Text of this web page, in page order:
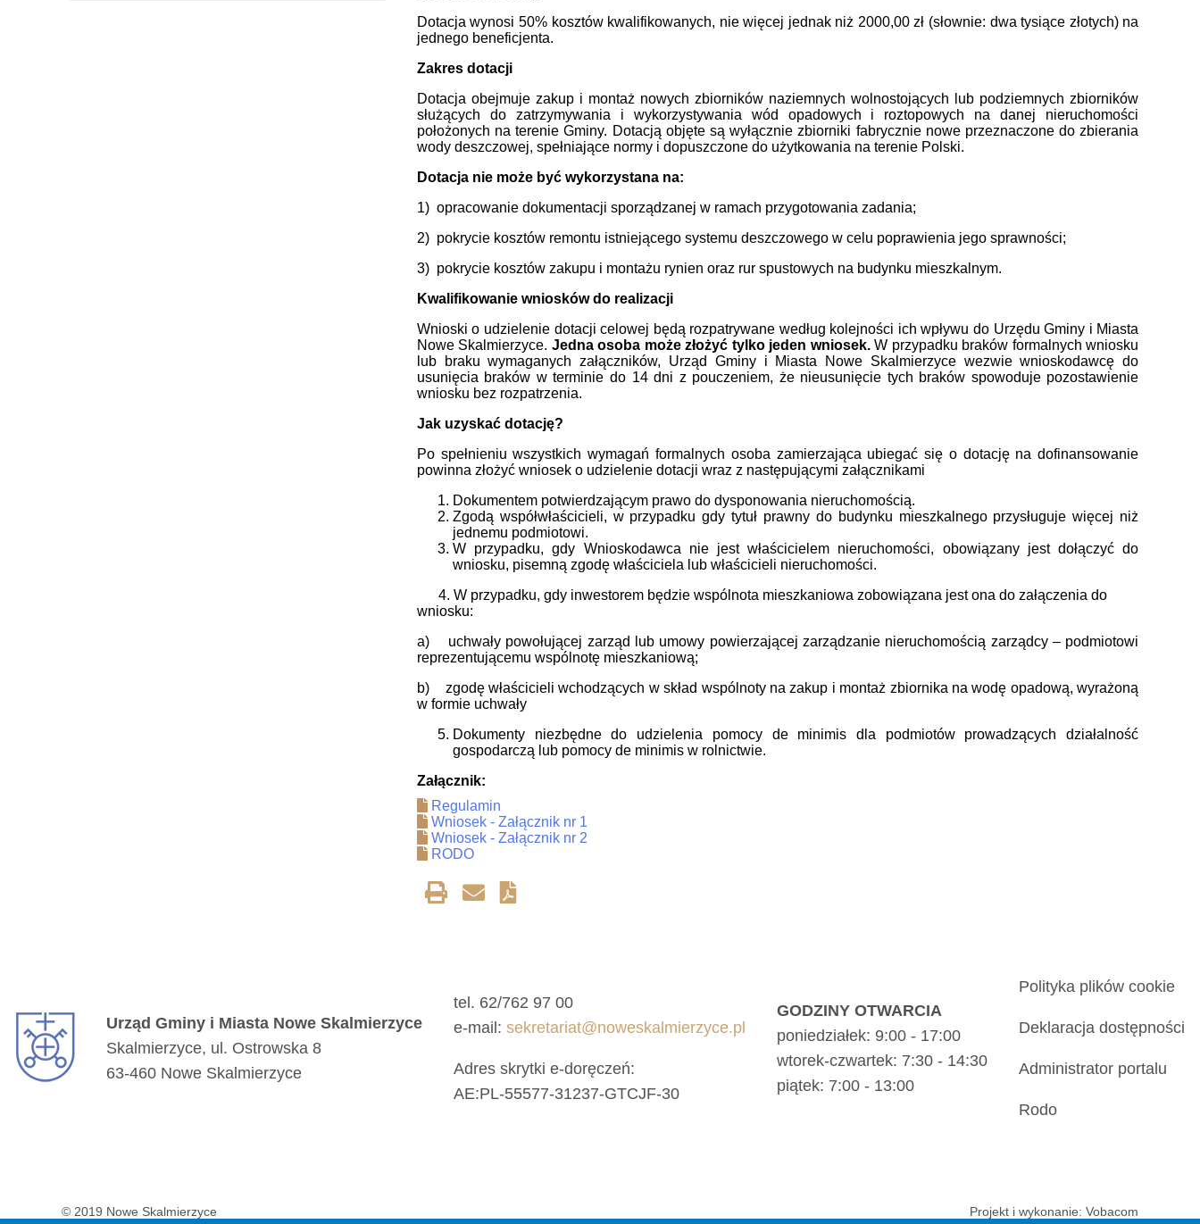
Dotacja wynosi 50% kosztów kwalifikowanych, nie więcej jednak niż 2000,00 zł (słownie: dwa tysiące złotych) na
jednego beneficjenta.
Zakres dotacji
Dotacja obejmuje zakup i montaż nowych zbiorników naziemnych wolnostojących lub podziemnych zbiorników
służących do zatrzymywania i wykorzystywania wód opadowych i roztopowych na danej nieruchomości
położonych na terenie Gminy. Dotacją objęte są wyłącznie zbiorniki fabrycznie nowe przeznaczone do zbierania
wody deszczowej, spełniające normy i dopuszczone do użytkowania na terenie Polski.
Dotacja nie może być wykorzystana na:
1) opracowanie dokumentacji sporządzanej w ramach przygotowania zadania;
2) pokrycie kosztów remontu istniejącego systemu deszczowego w celu poprawienia jego sprawności;
3) pokrycie kosztów zakupu i montażu rynien oraz rur spustowych na budynku mieszkalnym.
Kwalifikowanie wniosków do realizacji
Wnioski o udzielenie dotacji celowej będą rozpatrywane według kolejności ich wpływu do Urzędu Gminy i Miasta
Nowe Skalmierzyce. Jedna osoba może złożyć tylko jeden wniosek.W przypadku braków formalnych wniosku
lub braku wymaganych załączników, Urząd Gminy i Miasta Nowe Skalmierzyce wezwie wnioskodawcę do
usunięcia braków w terminie do 14 dni z pouczeniem, że nieusunięcie tych braków spowoduje pozostawienie
wniosku bez rozpatrzenia.
Jak uzyskać dotację?
Po spełnieniu wszystkich wymagań formalnych osoba zamierzająca ubiegać się o dotację na dofinansowanie
powinna złożyć wniosek o udzielenie dotacji wraz z następującymi załącznikami
Dokumentem potwierdzającym prawo do dysponowania nieruchomością.
Zgodą współwłaścicieli, w przypadku gdy tytuł prawny do budynku mieszkalnego przysługuje więcej niż
jednemu podmiotowi.
W przypadku, gdy Wnioskodawca nie jest właścicielem nieruchomości, obowiązany jest dołączyć do
wniosku, pisemną zgodę właściciela lub właścicieli nieruchomości.
4. W przypadku, gdy inwestorem będzie wspólnota mieszkaniowa zobowiązana jest ona do załączenia do
wniosku:
a) uchwały powołującej zarząd lub umowy powierzającej zarządzanie nieruchomością zarządcy – podmiotowi
reprezentującemu wspólnotę mieszkaniową;
b) zgodę właścicieli wchodzących w skład wspólnoty na zakup i montaż zbiornika na wodę opadową, wyrażoną
w formie uchwały
Dokumenty niezbędne do udzielenia pomocy de minimis dla podmiotów prowadzących działalność
gospodarczą lub pomocy de minimis w rolnictwie.
Załącznik:
Regulamin
Wniosek - Załącznik nr 1
Wniosek - Załącznik nr 2
RODO
Urząd Gminy i Miasta Nowe Skalmierzyce
Skalmierzyce, ul. Ostrowska 8
63-460 Nowe Skalmierzyce
tel. 62/762 97 00
e-mail: sekretariat@noweskalmierzyce.pl
Adres skrytki e-doręczeń:
AE:PL-55577-31237-GTCJF-30
GODZINY OTWARCIA
poniedziałek: 9:00 - 17:00
wtorek-czwartek: 7:30 - 14:30
piątek: 7:00 - 13:00
Polityka plików cookie
Deklaracja dostępności
Administrator portalu
Rodo
© 2019 Nowe Skalmierzyce Projekt i wykonanie:Vobacom